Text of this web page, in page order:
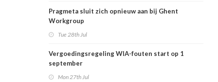
Pragmeta sluit zich opnieuw aan bij Ghent
Workgroup
Tue 28th Jul
Vergoedingsregeling WIA-fouten start op 1
september
Mon 27th Jul